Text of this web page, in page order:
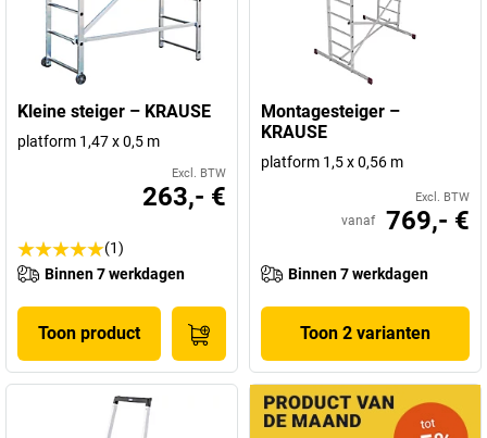
Kleine steiger – KRAUSE
platform 1,47 x 0,5 m
Excl. BTW
263,- €
(1)
Binnen 7 werkdagen
Toon product
Montagesteiger –
KRAUSE
platform 1,5 x 0,56 m
Excl. BTW
vanaf 769,- €
Binnen 7 werkdagen
Toon 2 varianten